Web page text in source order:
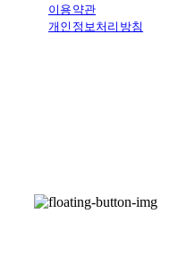
이용약관
개인정보처리방침